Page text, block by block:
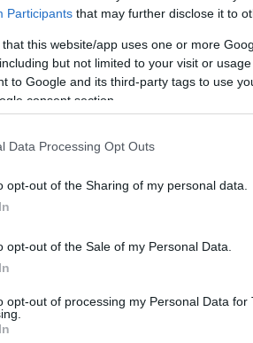
Participants that may further disclose it to
that this website/app uses one or more
but not limited to your visit or
to Google and its third-party tags to use
consent section.
Data Processing Opt Outs
opt-out of the Sharing of my personal data.
opt-out of the Sale of my Personal Data.
opt-out of processing my Personal Data for
olyan, mint egy csendes
éppen a természet lágy
készültek. Gondolj bele, hogy
munka során, autózás
otthon – egy minőségi
sem elhanyagolható:
a rozsdamentes acél
nemcsak esztétikailag